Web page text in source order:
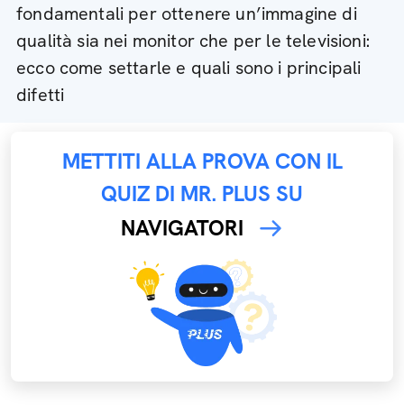
fondamentali per ottenere un’immagine di
qualità sia nei monitor che per le televisioni:
ecco come settarle e quali sono i principali
difetti
METTITI ALLA PROVA CON IL
QUIZ DI MR. PLUS SU
NAVIGATORI